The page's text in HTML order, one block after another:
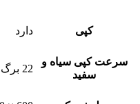
کپی دارد
سرعت کپی سیاه و
سفید
22 برگ در دقیقه